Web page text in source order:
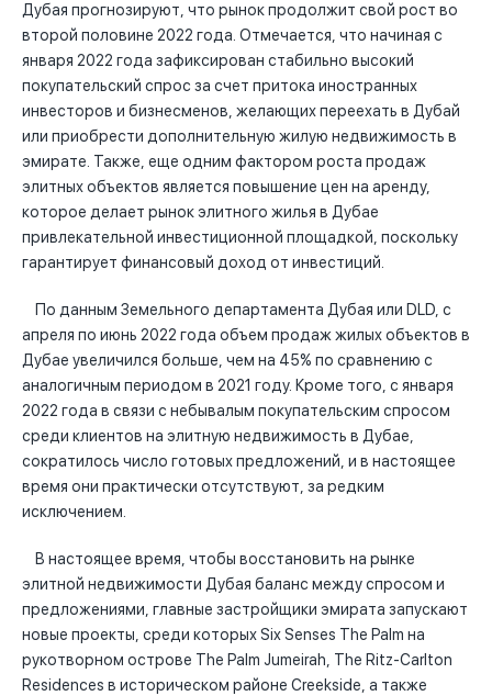
Дубая прогнозируют, что рынок продолжит свой рост во
второй половине 2022 года. Отмечается, что начиная с
января 2022 года зафиксирован стабильно высокий
покупательский спрос за счет притока иностранных
инвесторов и бизнесменов, желающих переехать в Дубай
или приобрести дополнительную жилую недвижимость в
эмирате. Также, еще одним фактором роста продаж
элитных объектов является повышение цен на аренду,
которое делает рынок элитного жилья в Дубае
привлекательной инвестиционной площадкой, поскольку
гарантирует финансовый доход от инвестиций.
По данным Земельного департамента Дубая или DLD, с
апреля по июнь 2022 года объем продаж жилых объектов в
Дубае увеличился больше, чем на 45% по сравнению с
аналогичным периодом в 2021 году. Кроме того, с января
2022 года в связи с небывалым покупательским спросом
среди клиентов на элитную недвижимость в Дубае,
сократилось число готовых предложений, и в настоящее
время они практически отсутствуют, за редким
исключением.
В настоящее время, чтобы восстановить на рынке
элитной недвижимости Дубая баланс между спросом и
предложениями, главные застройщики эмирата запускают
новые проекты, среди которых Six Senses The Palm на
рукотворном острове The Palm Jumeirah, The Ritz-Carlton
Residences в историческом районе Creekside, а также